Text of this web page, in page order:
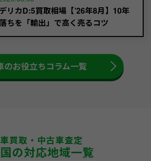
デリカD:5買取相場【’26年8月】10年
ちを「輸出」で高く売るコツ
のお役立ちコラム一覧
車買取・中古車査定
の対応地域一覧